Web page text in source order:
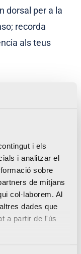
i els
i analitzar el
sobre
de mitjans
col·laborem. Al
dades que
a partir de l'ús
dorsal per a la
recorda
als teus
naixent a la
per primera
de Praga i
al maig